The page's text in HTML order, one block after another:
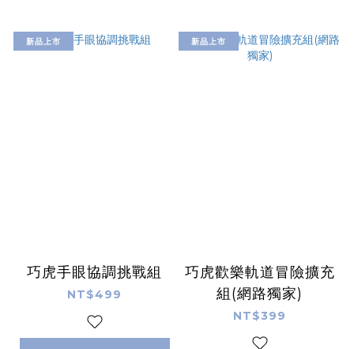
新品上市
巧虎手眼協調挑戰組
NT$499
新品上市
巧虎歡樂軌道冒險擴充
組(網路獨家)
NT$399